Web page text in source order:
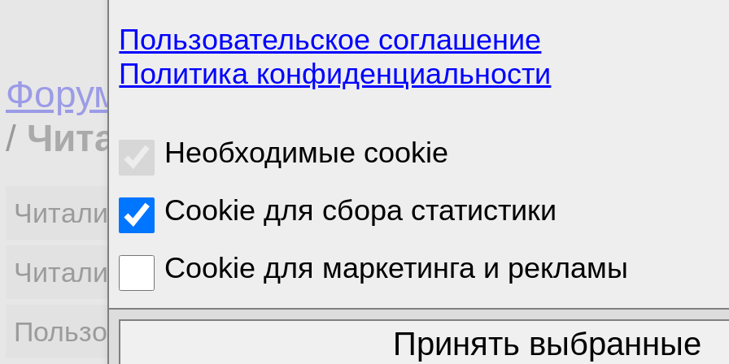
Форумы /Вопросы по IT /Виндовс 10 на
/ Читали тему
Читали тему (0):
Читали форум (0):
Пользователи онлайн (0):
Пользовательское соглашение
Политика конфиденциальности
Необходимые cookie
Cookie для сбора статистики
Cookie для маркетинга и рекламы